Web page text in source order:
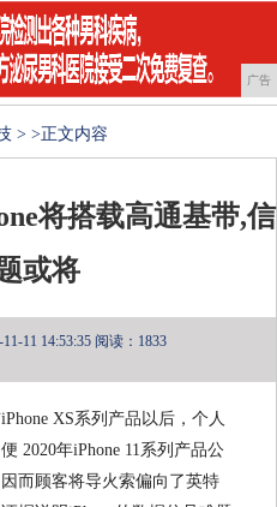
广告
> >正文内容
将搭载高通基带,信
或将
11 14:53:35 阅读：1833
XS系列产品以后，个人
2020年iPhone 11系列产品公
而顾客将导火索偏向了英特